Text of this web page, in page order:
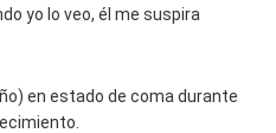
yo lo veo, él me suspira
en estado de coma durante